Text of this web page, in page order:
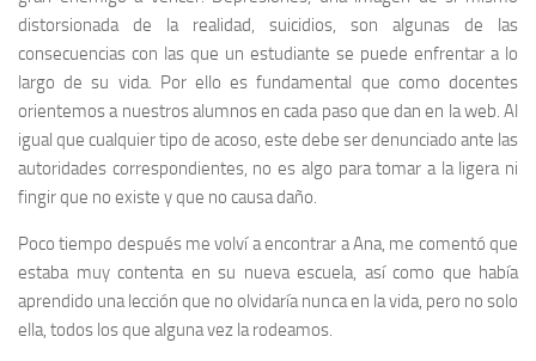
distorsionada de la realidad, suicidios, son algunas de las
consecuencias con las que un estudiante se puede enfrentar a lo
largo de su vida. Por ello es fundamental que como docentes
orientemos a nuestros alumnos en cada paso que dan en la web. Al
igual que cualquier tipo de acoso, este debe ser denunciado ante las
autoridades correspondientes, no es algo para tomar a la ligera ni
fingir que no existe y que no causa daño.
Poco tiempo después me volví a encontrar a Ana, me comentó que
estaba muy contenta en su nueva escuela, así como que había
aprendido una lección que no olvidaría nunca en la vida, pero no solo
ella, todos los que alguna vez la rodeamos.